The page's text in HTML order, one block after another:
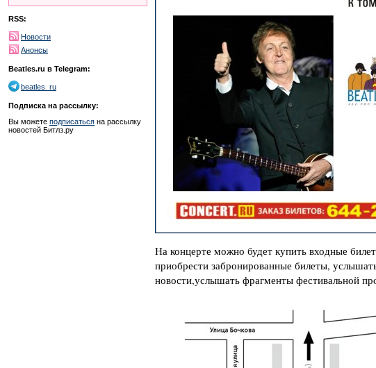
RSS:
Новости
Анонсы
Beatles.ru в Telegram:
beatles_ru
Подписка на рассылку:
Вы можете подписаться на рассылку
новостей Битлз.ру
На концерте можно будет купить входные
приобрести забронированные билеты,
новости,услышать фрагменты фестивальной